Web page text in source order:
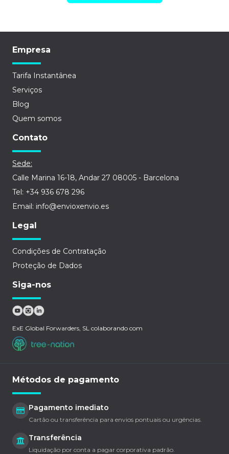
Empresa
Tarifa Instantânea
Serviços
Blog
Quem somos
Contato
Sede:
Calle Marina 16-18, Andar 27 08005 - Barcelona
Tel: +34 936 678 296
Email: info@envioxenvio.es
Legal
Condições de Contratação
Proteção de Dados
Siga-nos
ExE Global Forwarders, SL colaborando com
Métodos de pagamento
Pagamento imediato
Cartão ou transferência para envios pontuais ou urgências.
Transferência
Liquidação por conta a pagar corporativa padrão.